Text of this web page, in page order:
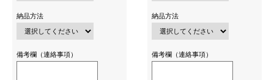
納品方法
備考欄（連絡事項）
納品方法
備考欄（連絡事項）